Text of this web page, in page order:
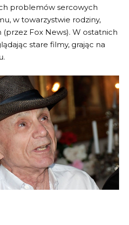
problemów sercowych
w towarzystwie rodziny,
Fox News). W ostatnich
stare filmy, grając na